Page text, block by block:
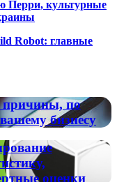
Перри, культурные
Robot: главные
причины, по
бизнесу
оценки